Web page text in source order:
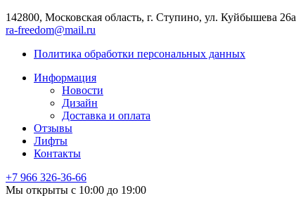
142800, Московская область, г. Ступино, ул. Куйбышева 26а
ra-freedom@mail.ru
Политика обработки персональных данных
Информация
Новости
Дизайн
Доставка и оплата
Отзывы
Лифты
Контакты
+7 966 326-36-66
Мы открыты с 10:00 до 19:00